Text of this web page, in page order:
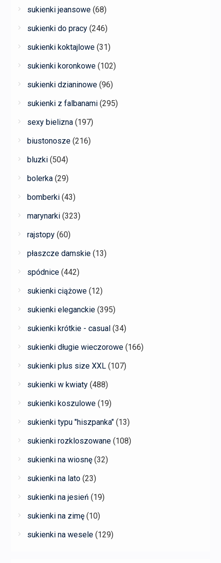
sukienki jeansowe (68)
sukienki do pracy (246)
sukienki koktajlowe (31)
sukienki koronkowe (102)
sukienki dzianinowe (96)
sukienki z falbanami (295)
sexy bielizna (197)
biustonosze (216)
bluzki (504)
bolerka (29)
bomberki (43)
marynarki (323)
rajstopy (60)
płaszcze damskie (13)
spódnice (442)
sukienki ciążowe (12)
sukienki eleganckie (395)
sukienki krótkie - casual (34)
sukienki długie wieczorowe (166)
sukienki plus size XXL (107)
sukienki w kwiaty (488)
sukienki koszulowe (19)
sukienki typu "hiszpanka" (13)
sukienki rozkloszowane (108)
sukienki na wiosnę (32)
sukienki na lato (23)
sukienki na jesień (19)
sukienki na zimę (10)
sukienki na wesele (129)